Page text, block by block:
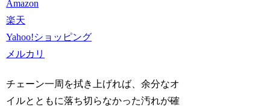
Amazon
楽天
Yahoo!ショッピング
メルカリ
チェーン一周を拭き上げれば、余分なオ
イルとともに落ち切らなかった汚れが確